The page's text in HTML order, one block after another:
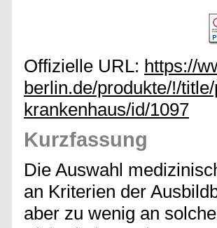
Offizielle URL: https://
berlin.de/produkte/!/
krankenhaus/id/1097
Kurzfassung
Die Auswahl
an Kriterien der
aber zu wenig an